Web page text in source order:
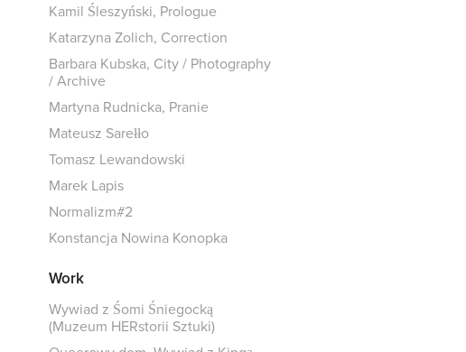
Kamil Śleszyński, Prologue
Katarzyna Zolich, Correction
Barbara Kubska, City / Photography
/ Archive
Martyna Rudnicka, Pranie
Mateusz Sarełło
Tomasz Lewandowski
Marek Lapis
Normalizm#2
Konstancja Nowina Konopka
Work
Wywiad z Śomi Śniegocką
(Muzeum HERstorii Sztuki)